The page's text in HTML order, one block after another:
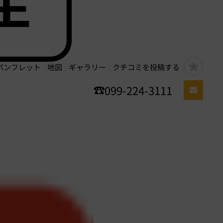
ンフレット 地図 ギャラリー クチコミを投稿する
099-224-3111